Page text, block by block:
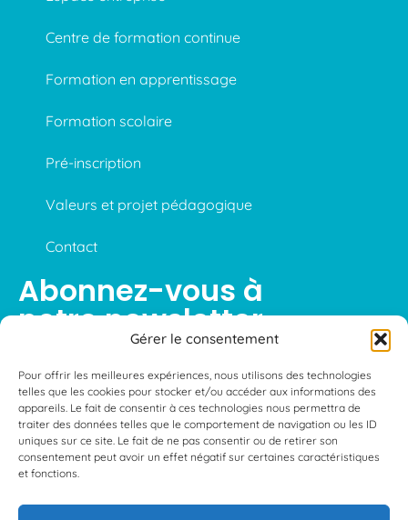
Gérer le consentement
Pour offrir les meilleures expériences, nous utilisons des technologies
telles que les cookies pour stocker et/ou accéder aux informations des
appareils. Le fait de consentir à ces technologies nous permettra de
traiter des données telles que le comportement de navigation ou les ID
uniques sur ce site. Le fait de ne pas consentir ou de retirer son
consentement peut avoir un effet négatif sur certaines caractéristiques
et fonctions.
Centre de formation continue
Formation en apprentissage
Formation scolaire
Pré-inscription
Valeurs et projet pédagogique
Contact
Abonnez-vous à
notre newsletter
S'abonner